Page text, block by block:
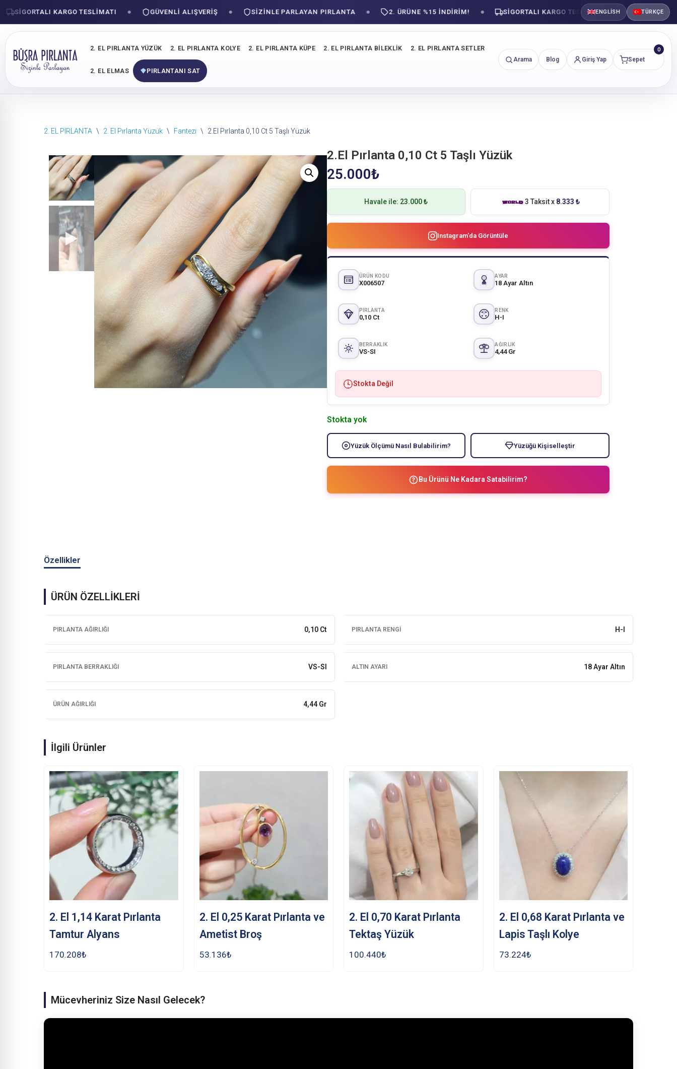
ENGLISH TÜRKÇE
KARGO TESLIMATI GÜVENLI ALIŞVERIŞ SIZINLE PARLAYAN PIRLANTA 2. ÜRÜNE %15 İNDİRİM! SIGORTALI KARGO TESLIMATI GÜVENLI
2. EL PIRLANTA YÜZÜK 2. EL PIRLANTA KOLYE 2. EL PIRLANTA KÜPE 2. EL PIRLANTA BILEKLIK 2. EL PIRLANTA SETLER
2. EL ELMAS PIRLANTANI SAT
Arama Blog Giriş Yap Sepet
0
2. EL PIRLANTA \ 2. El Pırlanta Yüzük \ Fantezi \ 2.El Pırlanta 0,10 Ct 5 Taşlı Yüzük
2.El Pırlanta 0,10 Ct 5 Taşlı Yüzük
25.000₺
Havale ile: 23.000 ₺ 3 Taksit x 8.333 ₺
Instagram'da Görüntüle
ÜRÜN KODU
X006507
AYAR
18 Ayar Altın
PIRLANTA
0,10 Ct
RENK
H-I
BERRAKLIK
VS-SI
AĞIRLIK
4,44 Gr
Stokta Değil
Stokta yok
Yüzük Ölçümü Nasıl Bulabilirim? Yüzüğü Kişiselleştir
Bu Ürünü Ne Kadara Satabilirim?
Özellikler
ÜRÜN ÖZELLİKLERİ
PIRLANTA AĞIRLIĞI 0,10 Ct PIRLANTA RENGI H-I
PIRLANTA BERRAKLIĞI VS-SI ALTIN AYARI 18 Ayar Altın
ÜRÜN AĞIRLIĞI 4,44 Gr
İlgili Ürünler
2. El 1,14 Karat Pırlanta
Tamtur Alyans
170.208₺
2. El 0,25 Karat Pırlanta ve
Ametist Broş
53.136₺
2. El 0,70 Karat Pırlanta
Tektaş Yüzük
100.440₺
2. El 0,68 Karat Pırlanta ve
Lapis Taşlı Kolye
73.224₺
Mücevheriniz Size Nasıl Gelecek?